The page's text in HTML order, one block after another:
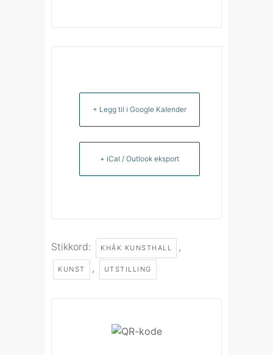
+ Legg til i Google Kalender
+ iCal / Outlook eksport
Stikkord: KHÅK KUNSTHALL ,
KUNST , UTSTILLING